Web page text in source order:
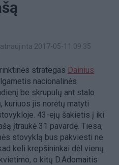
atnaujinta 2017-05-11 09:35
strategas Dainius
nacionalinės
be skrupulų ant stalo
kuriuos jis norėtų matyti
43-ejų šakietis į iki
įtraukė 31 pavardę. Tiesa,
stovyklą bus pakviesti ne
keli krepšininkai dėl vienų
o kitų D.Adomaitis